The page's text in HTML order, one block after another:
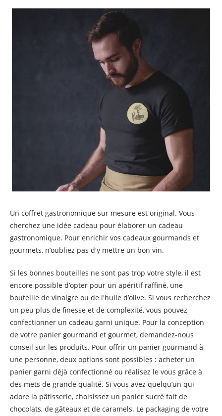
Un coffret gastronomique sur mesure est original. Vous
cherchez une idée cadeau pour élaborer un cadeau
gastronomique. Pour enrichir vos cadeaux gourmands et
gourmets, n’oubliez pas d'y mettre un bon vin.
Si les bonnes bouteilles ne sont pas trop votre style, il est
encore possible d’opter pour un apéritif raffiné, une
bouteille de vinaigre ou de l'huile d’olive. Si vous recherchez
un peu plus de finesse et de complexité, vous pouvez
confectionner un cadeau garni unique. Pour la conception
de votre panier gourmand et gourmet, demandez-nous
conseil sur les produits. Pour offrir un panier gourmand à
une personne, deux options sont possibles : acheter un
panier garni déjà confectionné ou réalisez le vous grâce à
des mets de grande qualité. Si vous avez quelqu’un qui
adore la pâtisserie, choisissez un panier sucré fait de
chocolats, de gâteaux et de caramels. Le packaging de votre